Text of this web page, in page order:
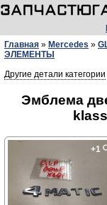
Главная » Mercedes »
ЭЛЕМЕНТЫ
Другие детали категории
Эмблема
+1